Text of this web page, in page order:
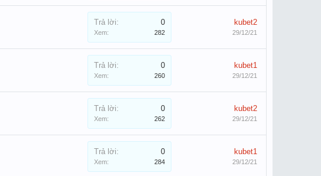
Trả lời: 0
Xem: 282
kubet2
29/12/21
Trả lời: 0
Xem: 260
kubet1
29/12/21
Trả lời: 0
Xem: 262
kubet2
29/12/21
Trả lời: 0
Xem: 284
kubet1
29/12/21